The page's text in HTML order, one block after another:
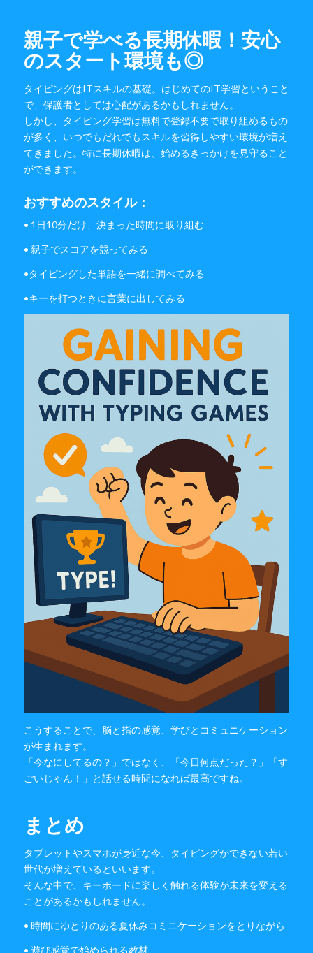
親子で学べる長期休暇！安心
のスタート環境も◎
タイピングはITスキルの基礎。はじめてのIT学習ということ
で、保護者としては心配があるかもしれません。
しかし、タイピング学習は無料で登録不要で取り組めるもの
が多く、いつでもだれでもスキルを習得しやすい環境が増え
てきました。特に長期休暇は、始めるきっかけを見守ること
ができます。
おすすめのスタイル：
• 1日10分だけ、決まった時間に取り組む
• 親子でスコアを競ってみる
•タイピングした単語を一緒に調べてみる
•キーを打つときに言葉に出してみる
こうすることで、脳と指の感覚、学びとコミュニケーション
が生まれます。
「今なにしてるの？」ではなく、「今日何点だった？」「す
ごいじゃん！」と話せる時間になれば最高ですね。
まとめ
タブレットやスマホが身近な今、タイピングができない若い
世代が増えているといいます。
そんな中で、キーボードに楽しく触れる体験が未来を変える
ことがあるかもしれません。
• 時間にゆとりのある夏休みコミニケーションをとりながら
• 遊び感覚で始められる教材